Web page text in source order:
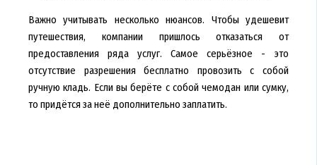
Важно учитывать несколько нюансов. Чтобы удешевит
путешествия, компании пришлось отказаться от
предоставления ряда услуг. Самое серьёзное - это
отсутствие разрешения бесплатно провозить с собой
ручную кладь. Если вы берёте с собой чемодан или сумку,
то придётся за неё дополнительно заплатить.